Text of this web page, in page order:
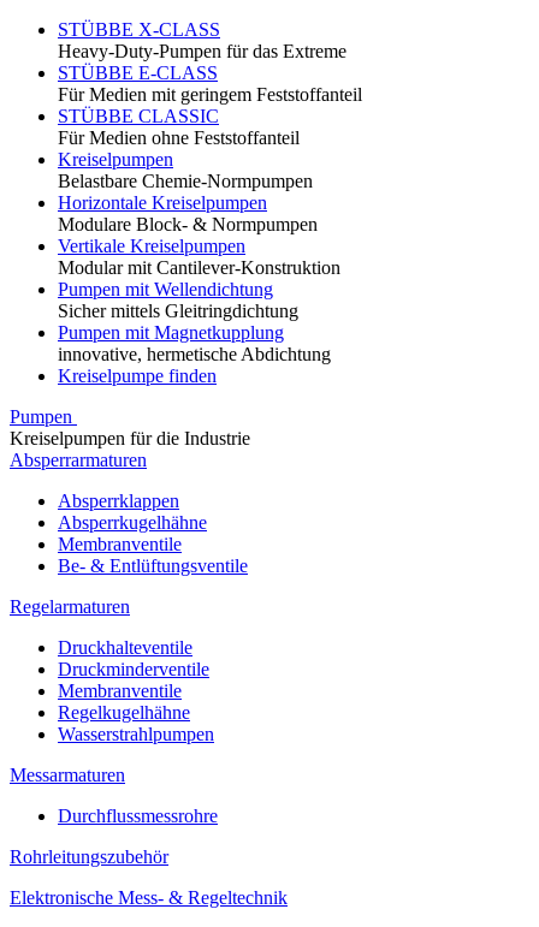
STÜBBE X-CLASS
Heavy-Duty-Pumpen für das Extreme
STÜBBE E-CLASS
Für Medien mit geringem Feststoffanteil
STÜBBE CLASSIC
Für Medien ohne Feststoffanteil
Kreiselpumpen
Belastbare Chemie-Normpumpen
Horizontale Kreiselpumpen
Modulare Block- & Normpumpen
Vertikale Kreiselpumpen
Modular mit Cantilever-Konstruktion
Pumpen mit Wellendichtung
Sicher mittels Gleitringdichtung
Pumpen mit Magnetkupplung
innovative, hermetische Abdichtung
Kreiselpumpe finden
Pumpen
Kreiselpumpen für die Industrie
Absperrarmaturen
Absperrklappen
Absperrkugelhähne
Membranventile
Be- & Entlüftungsventile
Regelarmaturen
Druckhalteventile
Druckminderventile
Membranventile
Regelkugelhähne
Wasserstrahlpumpen
Messarmaturen
Durchflussmessrohre
Rohrleitungszubehör
Elektronische Mess- & Regeltechnik